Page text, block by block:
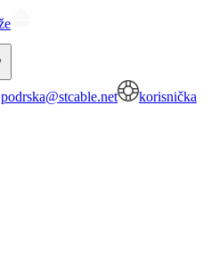
podrska@stcable.net
korisnička